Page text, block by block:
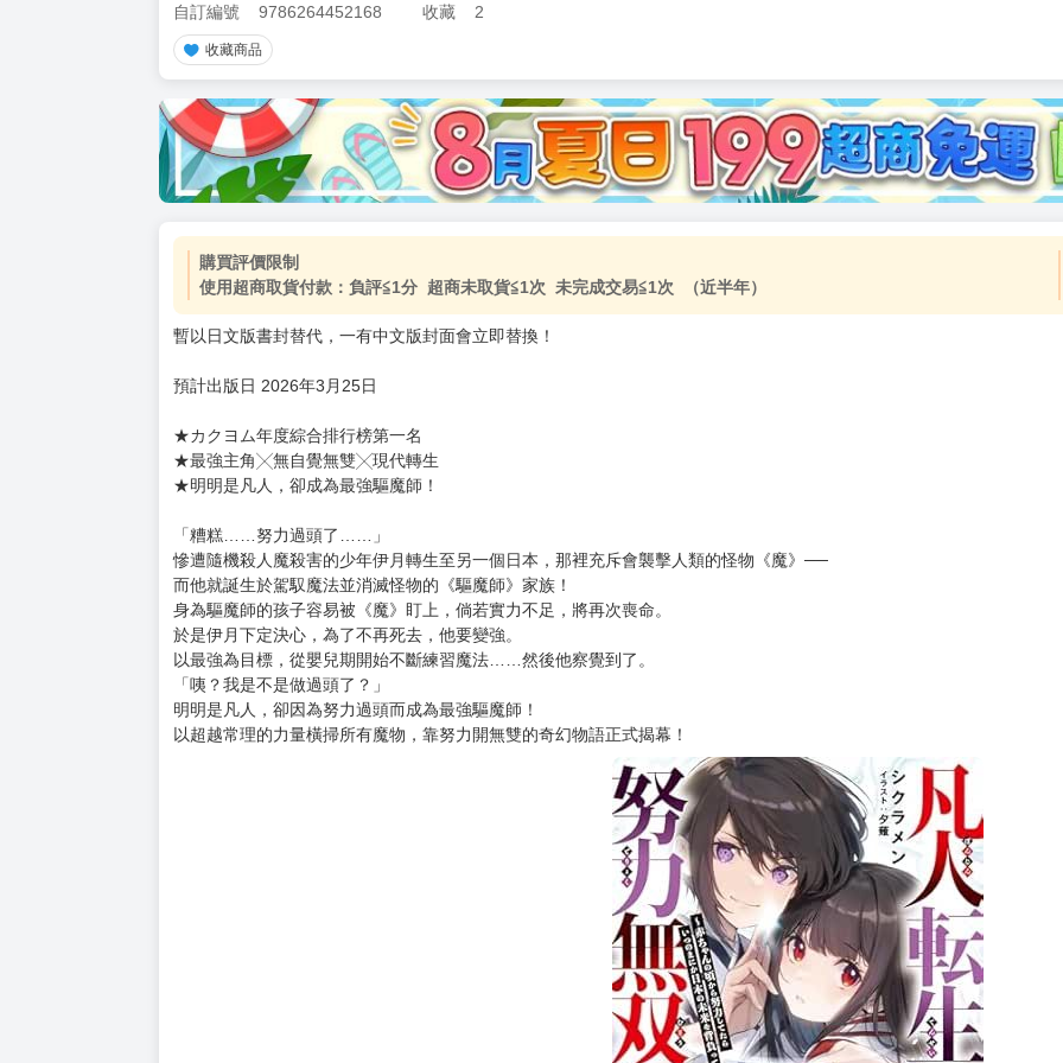
自訂編號
9786264452168 收藏 2
收藏商品
加價購 ( 共
(加購品) 買動漫★《$15元-加固紙箱包裝》
-
使用超商取貨付款：負評≦1分 超商未取貨≦1次 未完成交易≦1次 （近半年）
暫以日文版書封替代，一有中文版封面會立即替換！
預計出版日 2026年3月25日
★カクヨム年度綜合排行榜第一名
★最強主角╳無自覺無雙╳現代轉生
★明明是凡人，卻成為最強驅魔師！
慘遭隨機殺人魔殺害的少年伊月轉生至另一個日本，那裡充斥會襲擊人類的怪物《魔》──
身為驅魔師的孩子容易被《魔》盯上，倘若實力不足，將再次喪命。
以最強為目標，從嬰兒期開始不斷練習魔法……然後他察覺到了。
以超越常理的力量橫掃所有魔物，靠努力開無雙的奇幻物語正式揭幕！